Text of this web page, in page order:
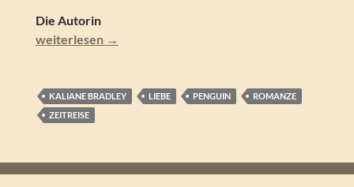
Die Autorin
Kaliane Bradley – Das Ministerium der Zeit. Zeitreise-
weiterlesen →
KALIANE BRADLEY LIEBE PENGUIN
ROMANZE
ZEITREISE